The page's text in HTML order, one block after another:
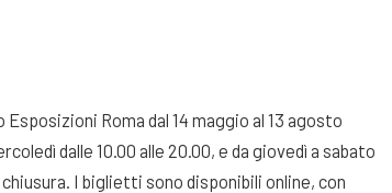
Esposizioni Roma dal 14 maggio al 13 agosto
dalle 10.00 alle 20.00, e da giovedì a sabato
I biglietti sono disponibili online, con